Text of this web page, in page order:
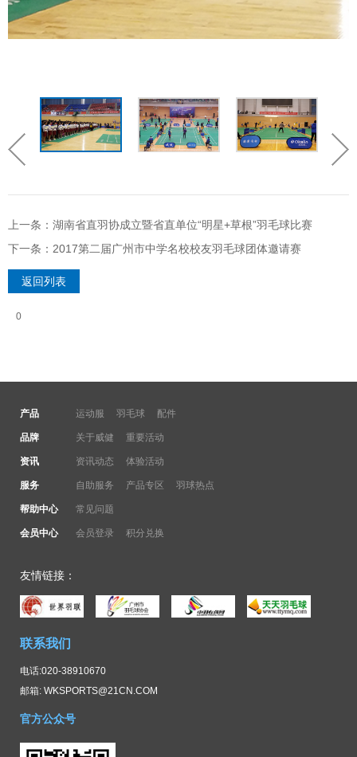
上一条：湖南省直羽协成立暨省直单位“明星+草根”羽毛球比赛
下一条：2017第二届广州市中学名校校友羽毛球团体邀请赛
返回列表
0
产品 运动服 羽毛球 配件
品牌 关于威健 重要活动
资讯 资讯动态 体验活动
服务 自助服务 产品专区 羽球热点
帮助中心 常见问题
会员中心 会员登录 积分兑换
友情链接：
联系我们
电话:020-38910670
邮箱: WKSPORTS@21CN.COM
官方公众号